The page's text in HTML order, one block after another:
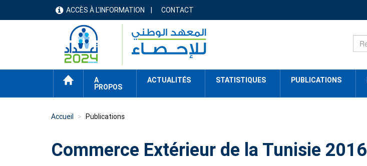
menu
header
ACCÈS À L'INFORMATION CONTACT
ACCUEIL
A
PROPOS
ACTUALITÉS STATISTIQUES PUBLICATIONS
Accueil Publications
Commerce Extérieur de la Tunisie 2016